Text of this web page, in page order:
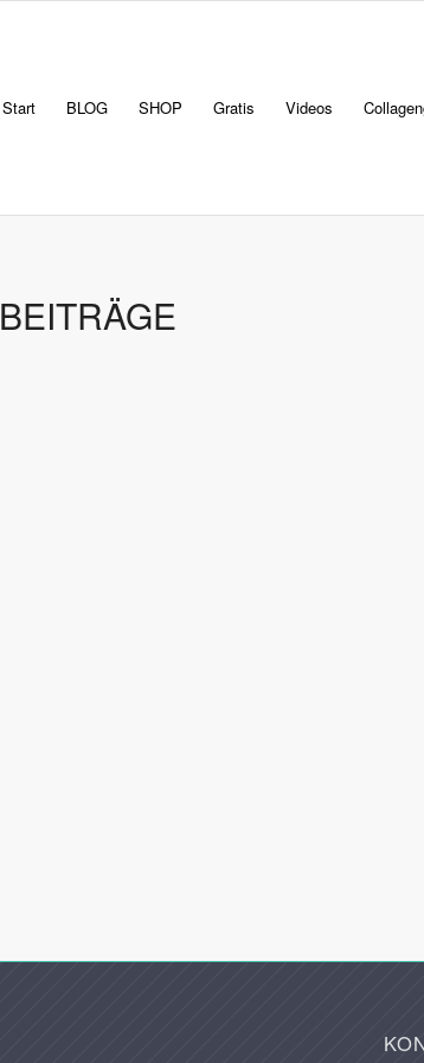
Start BLOG SHOP Gratis Videos
BEITRÄGE